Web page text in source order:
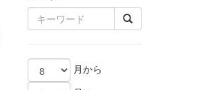
月から